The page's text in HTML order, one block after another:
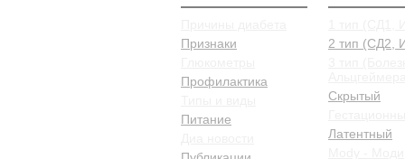
Признаки
Профилактика
Питание
2 тип (СД2,
Скрытый
Латентный